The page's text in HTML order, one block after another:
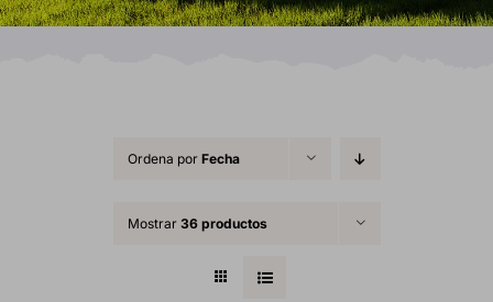
Ordena por Fecha
Mostrar 36 productos